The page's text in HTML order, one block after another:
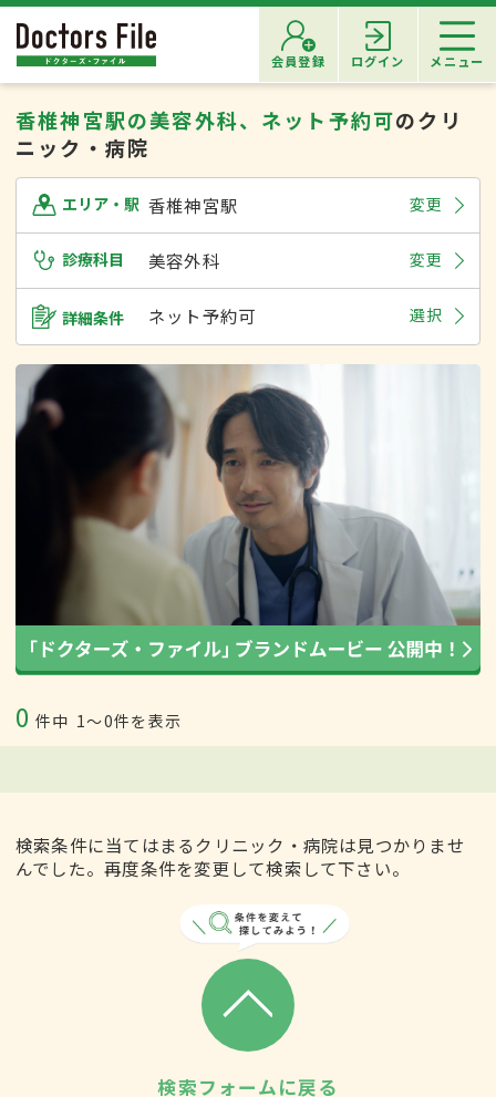
会員登録 ログイン メニュー
香椎神宮駅の美容外科、ネット予約可のクリ
ニック・病院
エリア・駅 香椎神宮駅 変更
診療科目 美容外科 変更
詳細条件 ネット予約可 選択
0 件中 1〜0件を表示
検索条件に当てはまるクリニック・病院は見つかりませ
んでした。再度条件を変更して検索して下さい。
検索フォームに戻る